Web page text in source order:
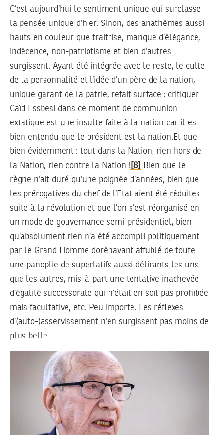
C’est aujourd’hui le sentiment unique qui surclasse
la pensée unique d’hier. Sinon, des anathèmes aussi
hauts en couleur que traitrise, manque d’élégance,
indécence, non-patriotisme et bien d’autres
surgissent. Ayant été intégrée avec le reste, le culte
de la personnalité et l’idée d’un père de la nation,
unique garant de la patrie, refait surface : critiquer
Caïd Essbesi dans ce moment de communion
extatique est une insulte faite à la nation car il est
bien entendu que le président est la nation.Et que
bien évidemment : tout dans la Nation, rien hors de
la Nation, rien contre la Nation ! [8]
Bien que le
règne n’ait duré qu’une poignée d’années, bien que
les prérogatives du chef de l’Etat aient été réduites
suite à la révolution et que l’on s’est réorganisé en
un mode de gouvernance semi-présidentiel, bien
qu’absolument rien n’a été accompli politiquement
par le Grand Homme dorénavant affublé de toute
une panoplie de superlatifs aussi délirants les uns
que les autres, mis-à-part une tentative inachevée
d’égalité successorale qui n’était en soit pas prohibée
mais facultative, etc. Peu importe. Les réflexes
d’(auto-)asservissement n’en surgissent pas moins de
plus belle.